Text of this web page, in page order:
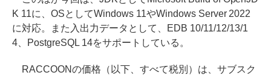
K 11に、OSとしてWindows 11やWindows Server 2022
に対応。また入出力データとして、EDB 10/11/12/13/1
4、PostgreSQL 14をサポートしている。
RACCOONの価格（以下、すべて税別）は、サブスク